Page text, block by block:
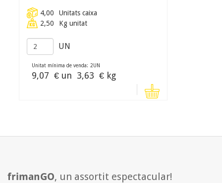
4,00
Unitats caixa
2,50
Kg unitat
UN
Unitat mínima de venda: 2UN
9,07 € un 3,63 € kg
frimanGO, un assortit espectacular!